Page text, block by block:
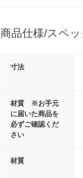
商品仕様/スペッ
寸法
材質 ※お手元
に届いた商品を
必ずご確認くだ
さい
材質